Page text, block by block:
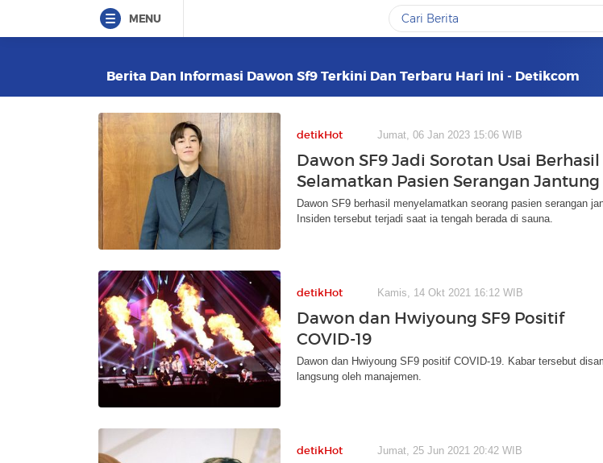
MENU
Berita Dan Informasi Dawon Sf9 Terkini Dan Terbaru Hari Ini - Detikcom
detikHot Jumat, 06 Jan 2023 15:06 WIB
Dawon SF9 Jadi Sorotan Usai Berhasil
Selamatkan Pasien Serangan Jantung
Dawon SF9 berhasil menyelamatkan seorang pasien serangan
Insiden tersebut terjadi saat ia tengah berada di sauna.
detikHot Kamis, 14 Okt 2021 16:12 WIB
Dawon dan Hwiyoung SF9 Positif
COVID-19
Dawon dan Hwiyoung SF9 positif COVID-19. Kabar tersebut
langsung oleh manajemen.
detikHot Jumat, 25 Jun 2021 20:42 WIB